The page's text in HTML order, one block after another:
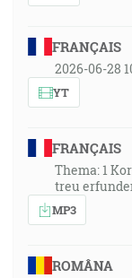
FRANÇAIS
2026-06-28
YT
FRANÇAIS
Thema: 1
treu
MP3
ROMÂNA